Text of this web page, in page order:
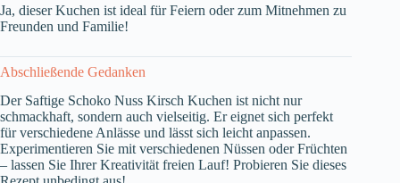
Ja, dieser Kuchen ist ideal für Feiern oder zum Mitnehmen zu
Freunden und Familie!
Abschließende Gedanken
Der Saftige Schoko Nuss Kirsch Kuchen ist nicht nur
schmackhaft, sondern auch vielseitig. Er eignet sich perfekt
für verschiedene Anlässe und lässt sich leicht anpassen.
Experimentieren Sie mit verschiedenen Nüssen oder Früchten
– lassen Sie Ihrer Kreativität freien Lauf! Probieren Sie dieses